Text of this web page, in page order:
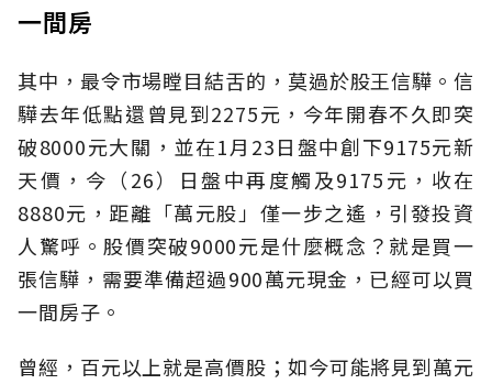
一間房
其中，最令市場瞠目結舌的，莫過於股王信驊。信
驊去年低點還曾見到2275元，今年開春不久即突
破8000元大關，並在1月23日盤中創下9175元新
天價，今（26）日盤中再度觸及9175元，收在
8880元，距離「萬元股」僅一步之遙，引發投資
人驚呼。股價突破9000元是什麼概念？就是買一
張信驊，需要準備超過900萬元現金，已經可以買
一間房子。
曾經，百元以上就是高價股；如今可能將見到萬元